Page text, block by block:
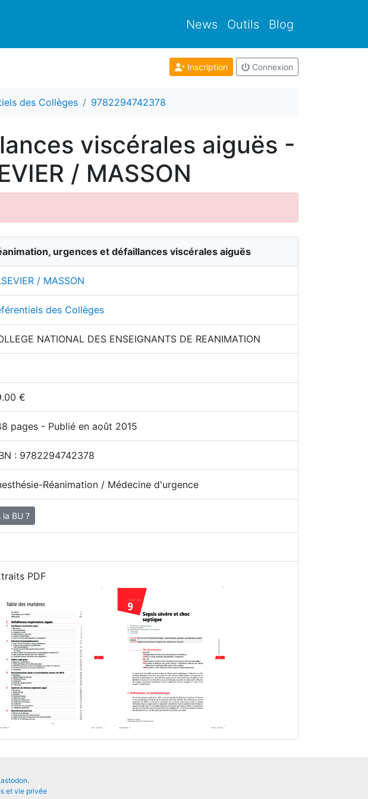
News Outils Blog
Inscription Connexion
des Collèges 9782294742378
viscérales aiguës -
/ MASSON
urgences et défaillances viscérales aiguës
/ MASSON
des Collèges
NATIONAL DES ENSEIGNANTS DE REANIMATION
€
pages - Publié en août 2015
: 9782294742378
Réanimation / Médecine d'urgence
la BU ?
PDF
.
et vie privée